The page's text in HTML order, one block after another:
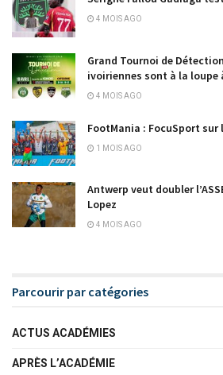
4 MOIS AGO
Grand Tournoi de
ivoiriennes sont à la loupe
4 MOIS AGO
FootMania : FocuSport
1 MOIS AGO
Antwerp veut doubler
Lopez
4 MOIS AGO
Parcourir par catégories
ACTUS ACADÉMIES
APRÈS L’ACADÉMIE